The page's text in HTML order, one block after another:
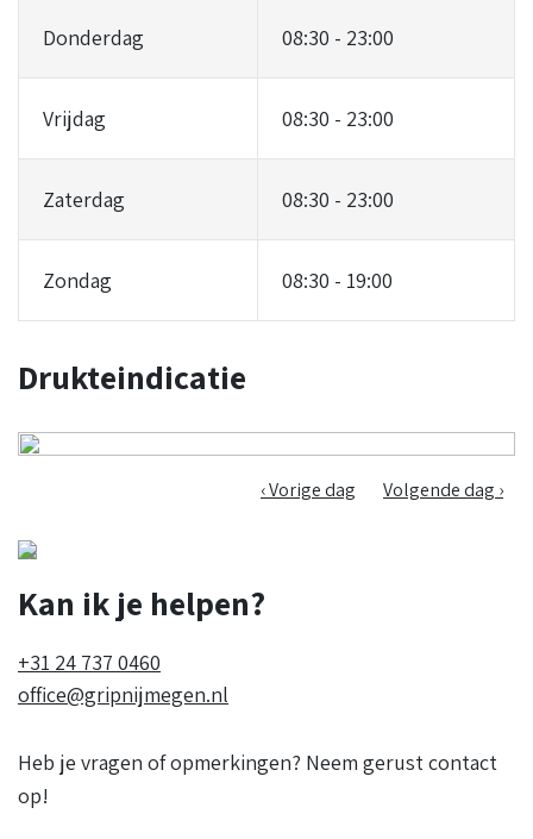
Donderdag 08:30 - 23:00
Vrijdag 08:30 - 23:00
Zaterdag 08:30 - 23:00
Zondag 08:30 - 19:00
Drukteindicatie
‹ Vorige dag Volgende dag ›
Kan ik je helpen?
+31 24 737 0460
office@gripnijmegen.nl
Heb je vragen of opmerkingen? Neem gerust contact
op!